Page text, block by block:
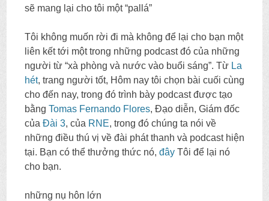
sẽ mang lại cho tôi một “pallá”
Tôi không muốn rời đi mà không để lại cho bạn một
liên kết tới một trong những podcast đó của những
người từ “xà phòng và nước vào buổi sáng”. Từ La
hét, trang người tốt, Hôm nay tôi chọn bài cuối cùng
cho đến nay, trong đó trình bày podcast được tạo
bằngTomas Fernando Flores, Đạo diễn, Giám đốc
củaĐài 3, của RNE, trong đó chúng ta nói về
những điều thú vị về đài phát thanh và podcast hiện
tại. Bạn có thể thưởng thức nó,đây Tôi để lại nó
cho bạn.
những nụ hôn lớn